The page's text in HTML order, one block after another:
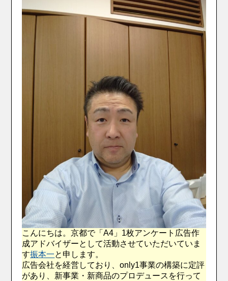
こんにちは。京都で「A4」1枚アンケート広告作
成アドバイザーとして活動させていただいていま
す振本一と申します。
広告会社を経営しており、only1事業の構築に定評
があり、新事業・新商品のプロデュースを行って